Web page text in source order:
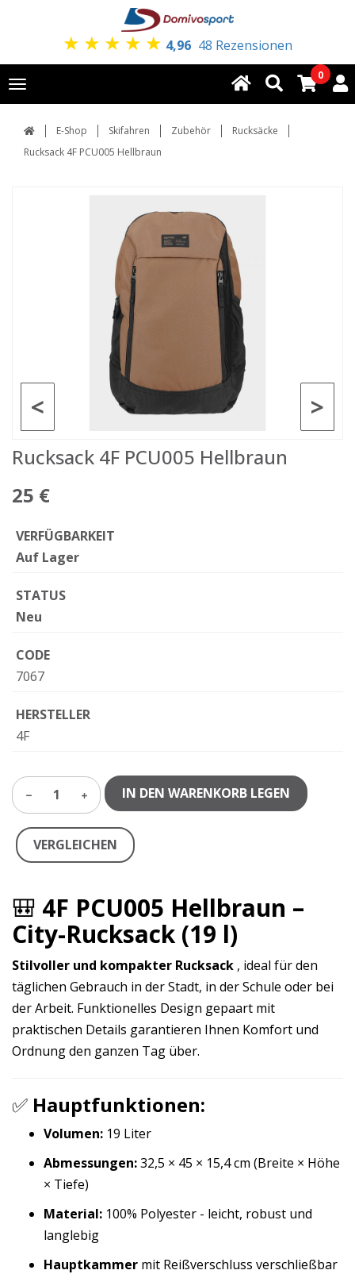
★ ★ ★ ★ ★ 4,96 48 Rezensionen
Toggle
navigation
0
E-Shop Skifahren Zubehör
Rucksäcke
Rucksack 4F PCU005 Hellbraun
>
<
Rucksack 4F PCU005 Hellbraun
25 €
VERFÜGBARKEIT
Auf Lager
STATUS
Neu
CODE
7067
HERSTELLER
4F
1 IN DEN WARENKORB LEGEN
VERGLEICHEN
🎒 4F PCU005 Hellbraun –
City-Rucksack (19 l)
Stilvoller und kompakter Rucksack , ideal für den
täglichen Gebrauch in der Stadt, in der Schule oder bei
der Arbeit. Funktionelles Design gepaart mit
praktischen Details garantieren Ihnen Komfort und
Ordnung den ganzen Tag über.
✅ Hauptfunktionen:
Volumen: 19 Liter
Abmessungen:32,5 × 45 × 15,4 cm (Breite × Höhe
× Tiefe)
Material: 100% Polyester - leicht, robust und
langlebig
Hauptkammer mit Reißverschluss verschließbar